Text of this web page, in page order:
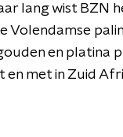
lang wist BZN
Volendamse
en platina
en met in Zuid